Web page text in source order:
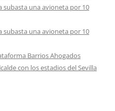
subasta una avioneta por 10
subasta una avioneta por 10
Barrios Ahogados
con los estadios del Sevilla